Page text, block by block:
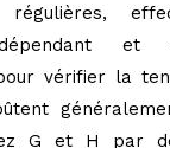
régulières,
et
vérifier la
G et H par